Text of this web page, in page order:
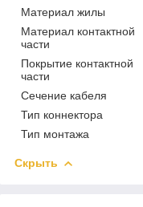
Материал жилы
Материал контактной
части
Покрытие контактной
части
Сечение кабеля
Тип коннектора
Тип монтажа
Скрыть